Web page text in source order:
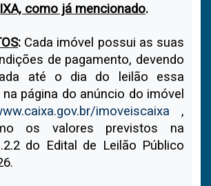
como já mencionado.
: Cada imóvel possui as suas
de pagamento, devendo
até o dia do leilão essa
página do anúncio do imóvel
imoveiscaixa ,
os valores previstos na
do Edital de Leilão Público